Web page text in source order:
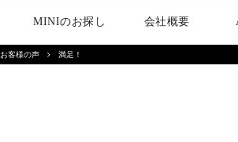
MINIのお探し 会社概要
お客様の声 満足！